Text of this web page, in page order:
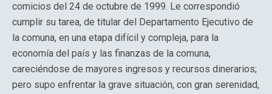
comicios del 24 de octubre de 1999. Le correspondió
cumplir su tarea, de titular del Departamento Ejecutivo de
la comuna, en una etapa difícil y compleja, para la
economía del país y las finanzas de la comuna,
careciéndose de mayores ingresos y recursos dinerarios;
pero supo enfrentar la grave situación, con gran serenidad,